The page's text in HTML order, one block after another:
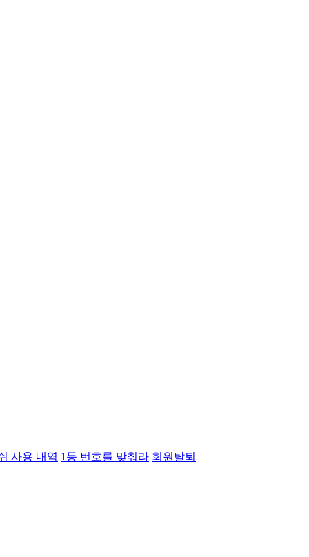
사용 내역 1등 번호를 맞춰라 회원탈퇴